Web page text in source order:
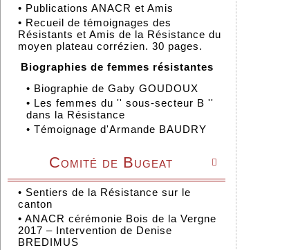
• Publications ANACR et Amis
• Recueil de témoignages des
Résistants et Amis de la Résistance du
moyen plateau corrézien. 30 pages.
Biographies de femmes résistantes
• Biographie de Gaby GOUDOUX
• Les femmes du '' sous-secteur B ''
dans la Résistance
• Témoignage d'Armande BAUDRY

Comité de Bugeat
• Sentiers de la Résistance sur le
canton
• ANACR cérémonie Bois de la Vergne
2017 – Intervention de Denise
BREDIMUS